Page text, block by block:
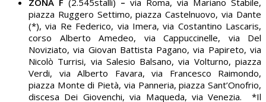
piazza Ruggero Settimo, piazza Castelnuovo, via Dante
(*), via Re Federico, via Imera, via Costantino Lascaris,
corso Alberto Amedeo, via Cappuccinelle, via Del
Noviziato, via Giovan Battista Pagano, via Papireto, via
Nicolò Turrisi, via Salesio Balsano, via Volturno, piazza
Verdi, via Alberto Favara, via Francesco Raimondo,
piazza Monte di Pietà, via Panneria, piazza Sant’Onofrio,
discesa Dei Giovenchi, via Maqueda, via Venezia. *Il